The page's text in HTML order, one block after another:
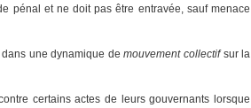
pénal et ne doit pas être entravée, sauf menace
dans une dynamique demouvement collectifsur la
certains actes de leurs gouvernants lorsque